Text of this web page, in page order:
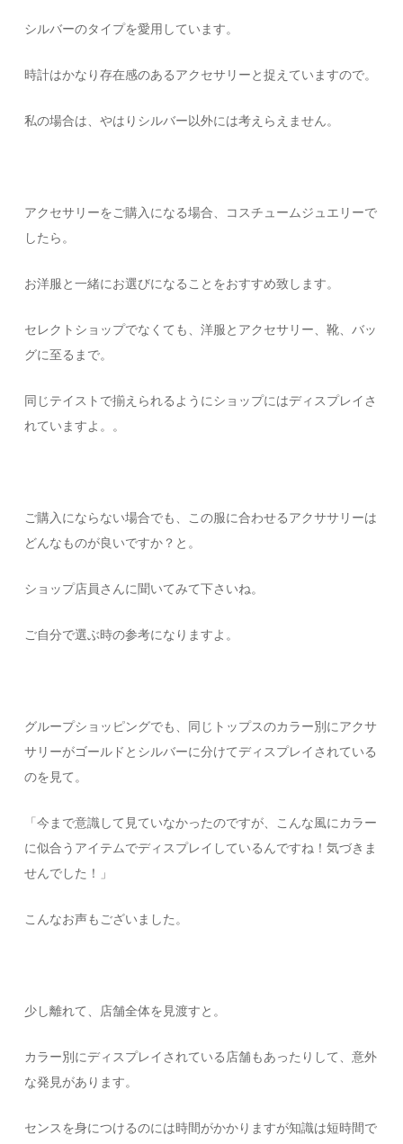
シルバーのタイプを愛用しています。
時計はかなり存在感のあるアクセサリーと捉えていますので。
私の場合は、やはりシルバー以外には考えらえません。
アクセサリーをご購入になる場合、コスチュームジュエリーで
したら。
お洋服と一緒にお選びになることをおすすめ致します。
セレクトショップでなくても、洋服とアクセサリー、靴、バッ
グに至るまで。
同じテイストで揃えられるようにショップにはディスプレイさ
れていますよ。。
ご購入にならない場合でも、この服に合わせるアクササリーは
どんなものが良いですか？と。
ショップ店員さんに聞いてみて下さいね。
ご自分で選ぶ時の参考になりますよ。
グループショッピングでも、同じトップスのカラー別にアクサ
サリーがゴールドとシルバーに分けてディスプレイされている
のを見て。
「今まで意識して見ていなかったのですが、こんな風にカラー
に似合うアイテムでディスプレイしているんですね！気づきま
せんでした！」
こんなお声もございました。
少し離れて、店舗全体を見渡すと。
カラー別にディスプレイされている店舗もあったりして、意外
な発見があります。
センスを身につけるのには時間がかかりますが知識は短時間で